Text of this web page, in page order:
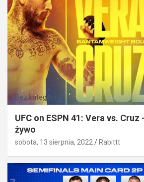
Bez kategorii
UFC on ESPN 41: Vera vs. Cruz
żywo
sobota, 13 sierpnia, 2022 Rabittt